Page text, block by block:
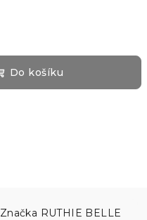
Do košíku
Značka RUTHIE BELLE